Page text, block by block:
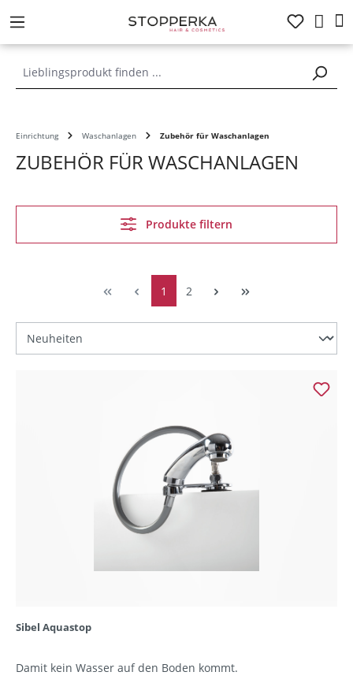
springen
Einrichtung Waschanlagen Zubehör für Waschanlagen
ZUBEHÖR FÜR WASCHANLAGEN
Produkte filtern
1 2
Sibel Aquastop
Damit kein Wasser auf den Boden kommt.